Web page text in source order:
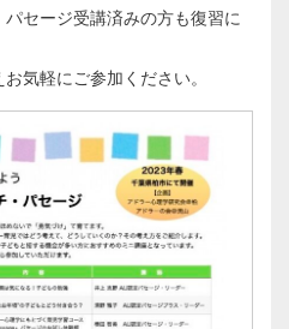
セージ受講済みの方も復習に
気軽にご参加ください。